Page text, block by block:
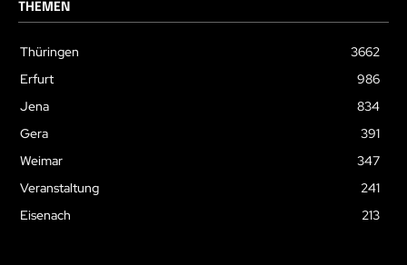
THEMEN
Thüringen
3662
Erfurt
986
Jena
834
Gera
391
Weimar
347
Veranstaltung
241
Eisenach
213